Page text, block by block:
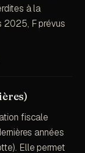
à la
2025, F prévus
fiscale
années
Elle permet